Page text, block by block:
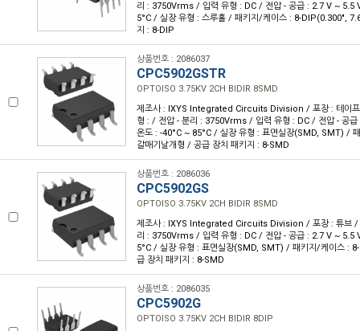
리 : 3750Vrms / 입력 유형 : DC / 전압 - 공급 : 2.7 V ~ 5.5
5°C / 실장 유형 : 스루홀 / 패키지/케이스 : 8-DIP(0.300",
지 : 8-DIP
상품번호 : 2086037
CPC5902GSTR
OPTOISO 3.75KV 2CH BIDIR 8SMD
제조사 : IXYS Integrated Circuits Division / 포장 : 테이
형 : / 전압 - 분리 : 3750Vrms / 입력 유형 : DC / 전압 - 공
온도 : -40°C ~ 85°C / 실장 유형 : 표면실장(SMD, SMT) /
갈매기날개형 / 공급 장치 패키지 : 8-SMD
상품번호 : 2086036
CPC5902GS
OPTOISO 3.75KV 2CH BIDIR 8SMD
제조사 : IXYS Integrated Circuits Division / 포장 : 튜브 /
리 : 3750Vrms / 입력 유형 : DC / 전압 - 공급 : 2.7 V ~ 5.5
5°C / 실장 유형 : 표면실장(SMD, SMT) / 패키지/케이스 :
급 장치 패키지 : 8-SMD
상품번호 : 2086035
CPC5902G
OPTOISO 3.75KV 2CH BIDIR 8DIP